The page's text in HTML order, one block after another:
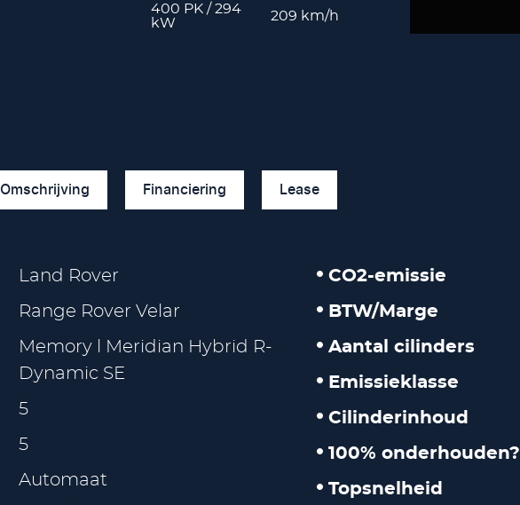
400 PK / 294
kW
209 km/h
Omschrijving Financiering Lease
Land Rover
Range Rover Velar
Memory l Meridian Hybrid R-
Dynamic SE
5
5
Automaat
CO2-emissie
BTW/Marge
Aantal cilinders
Emissieklasse
Cilinderinhoud
100% onderhouden?
Topsnelheid